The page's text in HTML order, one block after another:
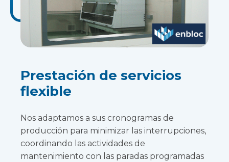
Prestación de servicios
flexible
Nos adaptamos a sus cronogramas de
producción para minimizar las interrupciones,
coordinando las actividades de
mantenimiento con las paradas programadas